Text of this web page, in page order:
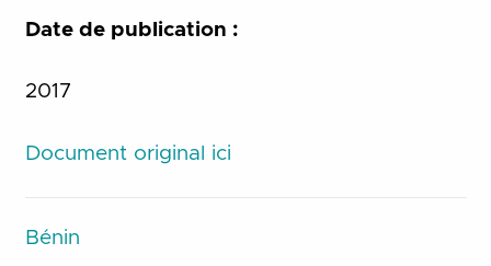
Date de publication :
2017
Document original ici
Bénin